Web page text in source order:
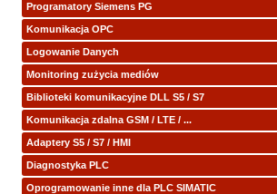
Programatory Siemens PG
Komunikacja OPC
Logowanie Danych
Monitoring zużycia mediów
Biblioteki komunikacyjne DLL S5 / S7
Komunikacja zdalna GSM / LTE / ...
Adaptery S5 / S7 / HMI
Diagnostyka PLC
Oprogramowanie inne dla PLC SIMATIC